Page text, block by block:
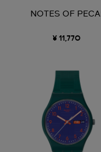
NOTES OF
¥ 11,770